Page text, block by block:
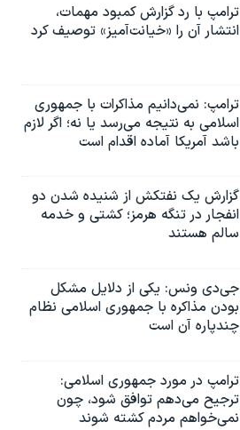
ترامپ با رد گزارش کمبود مهمات،
انتشار آن را «خیانت‌آمیز» توصیف کرد
ترامپ: نمی‌دانیم مذاکرات با جمهوری
اسلامی به نتیجه می‌رسد یا نه؛ اگر لازم
باشد آمریکا آماده اقدام است
گزارش یک نفتکش از شنیده شدن دو
انفجار در تنگه هرمز؛ کشتی و خدمه
سالم هستند
جی‌دی ونس: یکی از دلایل مشکل
بودن مذاکره با جمهوری اسلامی نظام
چندپاره آن است
ترامپ در مورد جمهوری اسلامی:
ترجیح می‌دهم توافق شود، چون
نمی‌خواهم مردم کشته شوند